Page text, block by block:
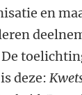
en
deze: